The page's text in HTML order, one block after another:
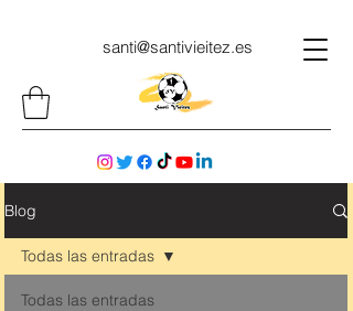
santi@santivieitez.es
Blog
Todas las entradas
Todas las entradas